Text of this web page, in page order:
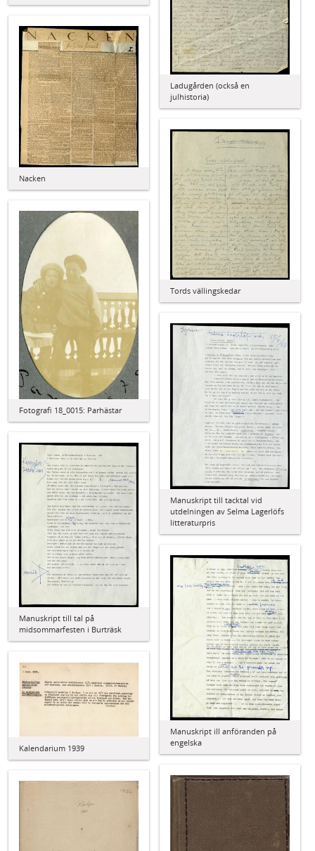
Ladugården (också en
julhistoria)
Nacken
Tords vällingskedar
Fotografi 18_0015: Parhästar
Manuskript till tacktal vid
utdelningen av Selma Lagerlöfs
litteraturpris
Manuskript till tal på
midsommarfesten i Burträsk
Manuskript ill anföranden på
engelska
Kalendarium 1939